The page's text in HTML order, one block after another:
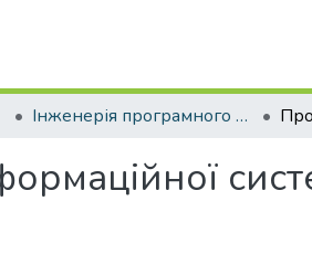
Інженерія програмного забезпечення